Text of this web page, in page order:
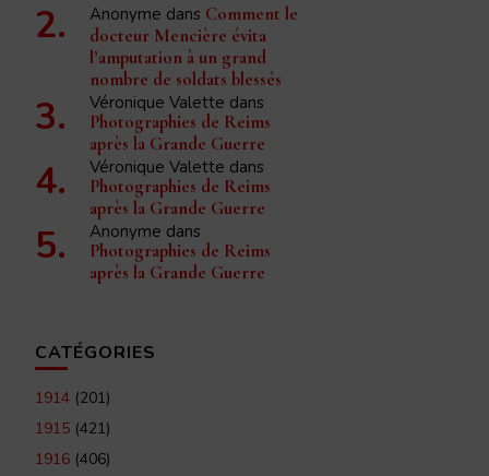
Anonyme dans Comment le
docteur Mencière évita
l’amputation à un grand
nombre de soldats blessés
Véronique Valette dans
Photographies de Reims
après la Grande Guerre
Véronique Valette dans
Photographies de Reims
après la Grande Guerre
Anonyme dans
Photographies de Reims
après la Grande Guerre
CATÉGORIES
1914 (201)
1915 (421)
1916 (406)